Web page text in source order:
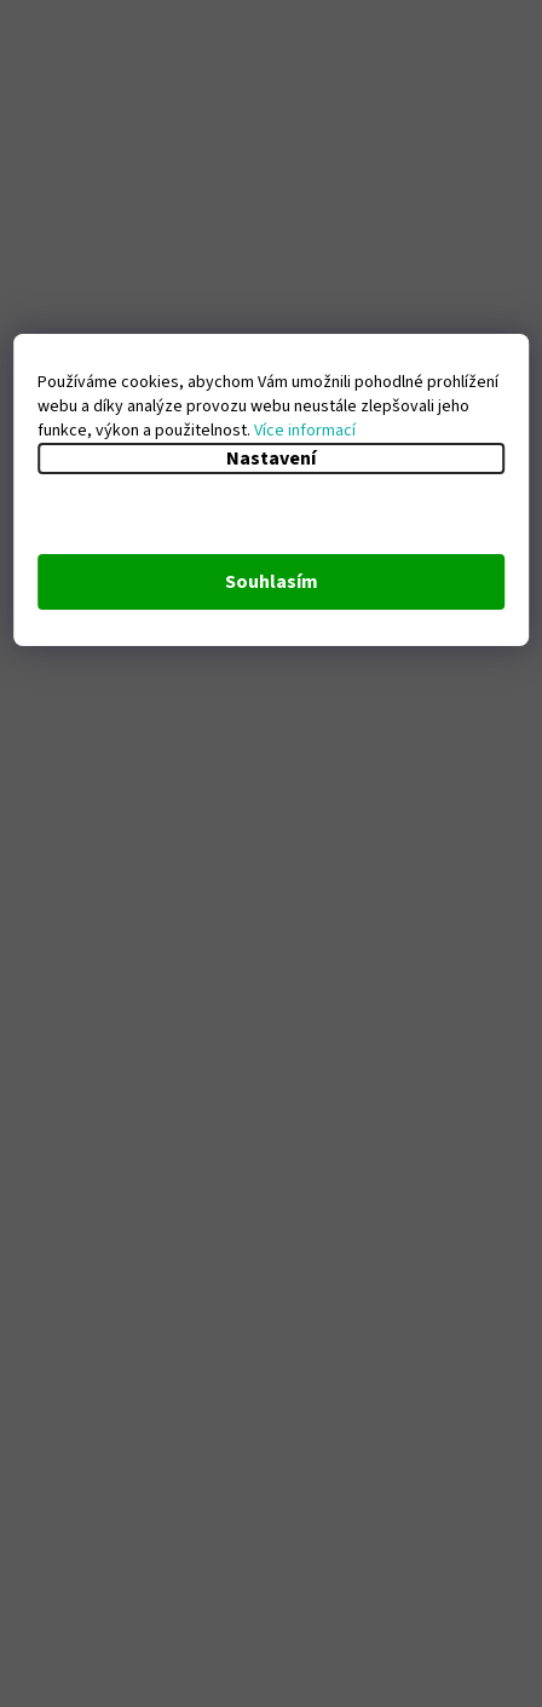
Používáme cookies, abychom Vám umožnili pohodlné prohlížení
webu a díky analýze provozu webu neustále zlepšovali jeho
funkce, výkon a použitelnost.Více informací
Nastavení
Souhlasím